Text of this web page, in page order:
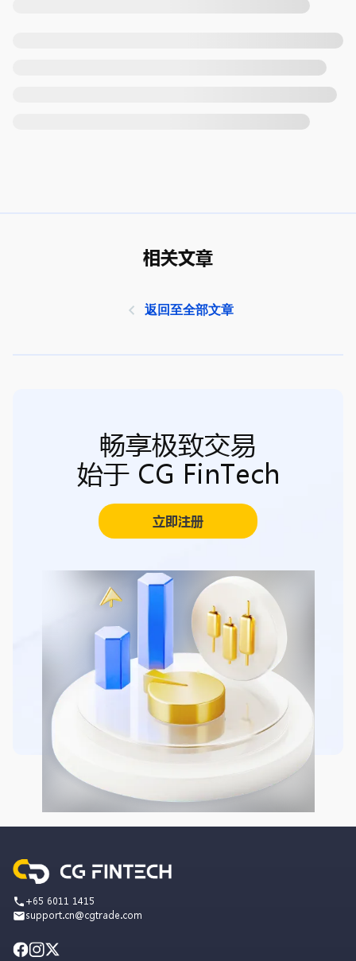
相关文章
返回至全部文章
畅享极致交易
始于 CG FinTech
立即注册
+65 6011 1415
support.cn@cgtrade.com